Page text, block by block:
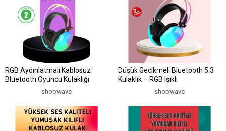
RGB Aydınlatmalı Kablosuz
Bluetooth Oyuncu Kulaklığı
shopwave
Düşük Gecikmeli Bluetooth 5.3
Kulaklık – RGB Işıklı
shopwave